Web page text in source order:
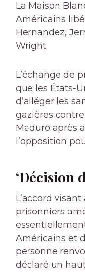
La Maison
Américains
Hernandez,
Wright.
L’échange de
que les États-
d’alléger les
gazières
Maduro après
l’opposition
‘Décision
L’accord
prisonniers
Américains et
personne
déclaré un